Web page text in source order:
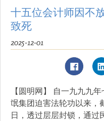
十五位会计师因不
致死
2025-12-01
【圆明网】 自一九九九
氓集团迫害法轮功以来，
日，透过层层封锁，通过